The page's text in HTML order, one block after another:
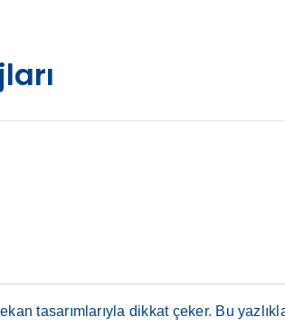
tasarımlarıyla dikkat çeker. Bu